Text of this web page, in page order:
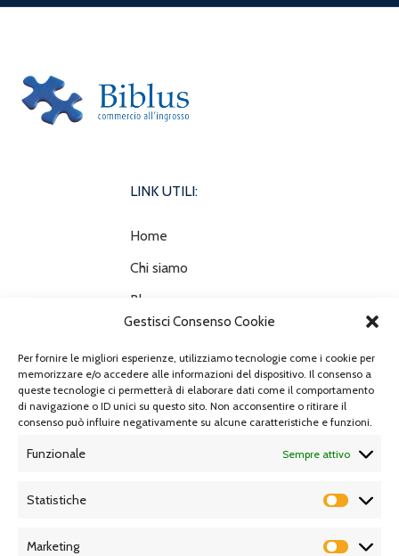
Gestisci Consenso Cookie
Per fornire le migliori esperienze, utilizziamo tecnologie come i cookie per
memorizzare e/o accedere alle informazioni del dispositivo. Il consenso a
queste tecnologie ci permetterà di elaborare dati come il comportamento
di navigazione o ID unici su questo sito. Non acconsentire o ritirare il
consenso può influire negativamente su alcune caratteristiche e funzioni.
Funzionale Sempre attivo
Statistiche
Marketing
LINK UTILI:
Home
Chi siamo
Blog
Contatti
Sede